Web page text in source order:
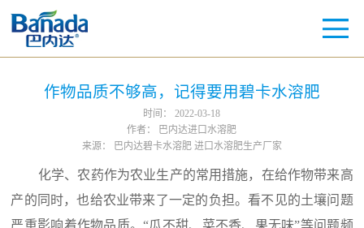
作物品质不够高，记得要用碧卡水溶肥
时间：
2022-03-18
作者：
巴内达进口水溶肥
来源：
巴内达碧卡水溶肥 进口水溶肥生产厂家
化学、农药作为农业生产的常用措施，在给作物带来高
产的同时，也给农业带来了一定的负担。看不见的土壤问题